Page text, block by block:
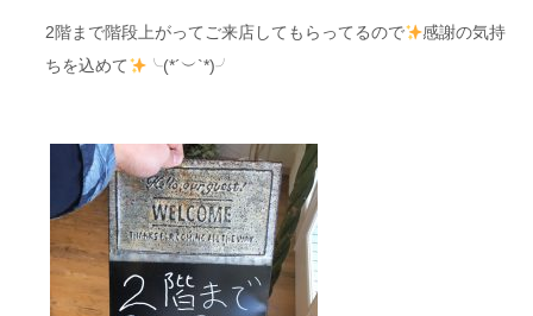
2階まで階段上がってご来店してもらってるので
感謝の気持
ちを込めて
╰(*´︶`*)╯